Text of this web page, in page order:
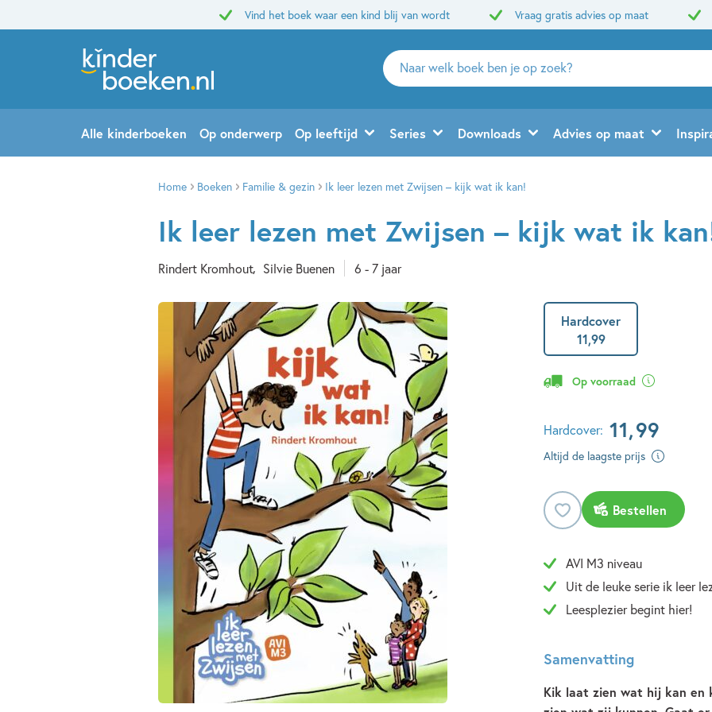
Vind het boek waar een kind blij van wordt Vraag gratis advies op maat
Zoeken
naar
en
uitgevers
Alle kinderboeken Op onderwerp Op leeftijd Series Downloads Advies op maat
Home Boeken Familie & gezin Ik leer lezen met Zwijsen – kijk wat ik kan!
Ik leer lezen met Zwijsen – kijk wat ik
Rindert Kromhout Silvie Buenen 6 - 7 jaar
Hardcover
11,99
Op voorraad
Hardcover: 11,99
Altijd de laagste prijs
Bestellen
AVI M3 niveau
Uit de leuke serie ik leer
Leesplezier begint hier!
Samenvatting
Kik laat zien wat hij kan en